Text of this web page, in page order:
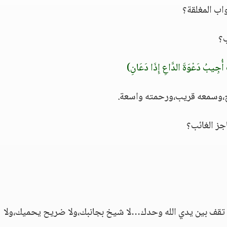
المغلقة؟
دَعْوَةَ الدَّاعِ إِذَا دَعَانِ)
قريب،ورحمته واسعة.
الغائب؟
بين يدي الله وحدك…لا شيخ بجانبك،ولا ضريح يحميك،ولا